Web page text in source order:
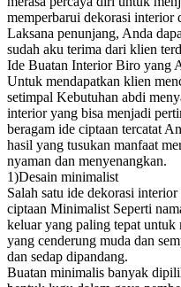
memperbarui dekorasi interior
Laksana penunjang, Anda
sudah aku terima dari klien
Ide Buatan Interior Biro yang
Untuk mendapatkan klien
setimpal Kebutuhan abdi
interior yang bisa menjadi
beragam ide ciptaan tercatat
hasil yang tusukan manfaat
nyaman dan menyenangkan.
1)Desain minimalist
Salah satu ide dekorasi
ciptaan Minimalist Seperti
keluar yang paling tepat
yang cenderung muda dan
dan sedap dipandang.
Buatan minimalis banyak